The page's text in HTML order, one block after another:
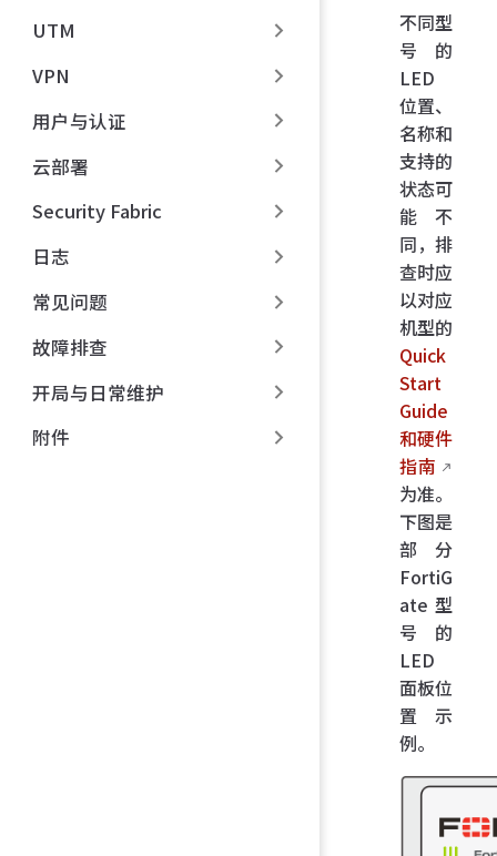
UTM
VPN
用户与认证
云部署
Security Fabric
日志
常见问题
故障排查
开局与日常维护
附件
不同型
号的
LED
位置、
名称和
支持的
状态可
能不
同，排
查时应
以对应
机型的
Quick
Start
Guide
和硬件
指南
为准。
下图是
部分
FortiG
ate 型
号的
LED
面板位
置示
例。